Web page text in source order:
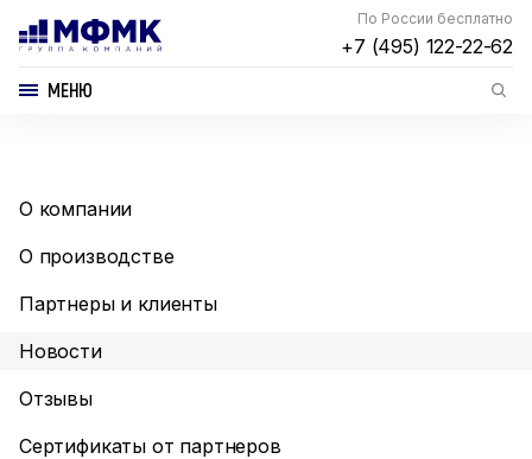
По России бесплатно
+7 (495) 122-22-62
МЕНЮ
О компании
О производстве
Партнеры и клиенты
Новости
Отзывы
Сертификаты от партнеров